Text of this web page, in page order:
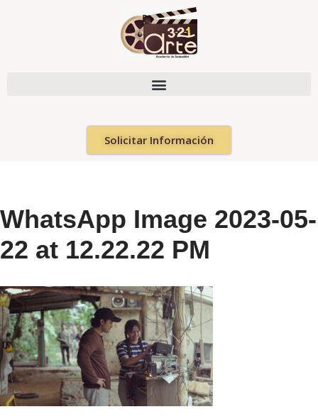
Solicitar Información
WhatsApp Image 2023-05-
22 at 12.22.22 PM